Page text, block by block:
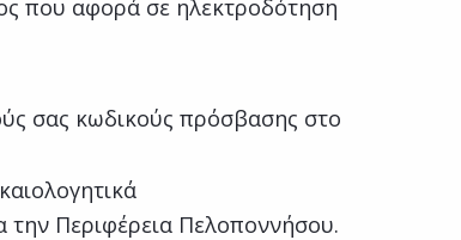
που αφορά σε ηλεκτροδότηση
σας κωδικούς πρόσβασης στο
την Περιφέρεια Πελοποννήσου.